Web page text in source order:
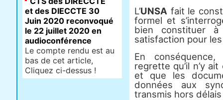
L’UNSA fait le
formel et
bien constituer
satisfaction pour
En conséquence,
regrette qu’il n’y
et que les
données aux
transmis hors
et des DIECCTE 30
Juin 2020 reconvoqué
le 22 juillet 2020 en
audioconférence
Le compte rendu est au
bas de cet article,
Cliquez ci-dessus !